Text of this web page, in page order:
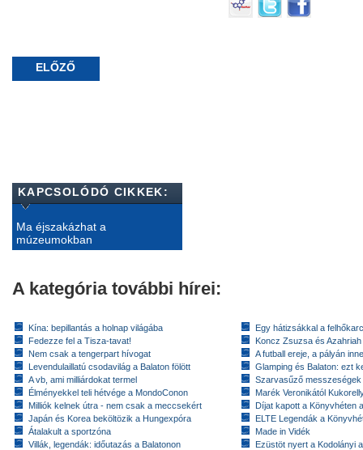
ELŐZŐ
KAPCSOLÓDÓ CIKKEK:
Ma éjszakázhat a
múzeumokban
A kategória további hírei:
Kína: bepillantás a holnap világába
Fedezze fel a Tisza-tavat!
Nem csak a tengerpart hívogat
Levendulaillatú csodavilág a Balaton fölött
A vb, ami milliárdokat termel
Élményekkel teli hétvége a MondoConon
Milliók kelnek útra - nem csak a meccsekért
Japán és Korea beköltözik a Hungexpóra
Átalakult a sportzóna
Villák, legendák: időutazás a Balatonon
Egy hátizsákkal a
Koncz Zsuzsa és
A futball ereje, a pályán
Glamping és Balaton: ezt
Szarvasűző messzeségek
Marék Veronikától
Díjat kapott a Könyvhéten
ELTE Legendák a
Made in Vidék
Ezüstöt nyert a Kodolányi